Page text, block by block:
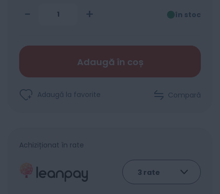
- + în stoc
Adaugă în coș
Adaugă la favorite Compară
Achiziționat în rate